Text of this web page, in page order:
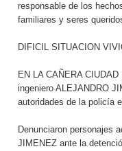
responsable de los
familiares y seres
DIFICIL SITUACION
EN LA CAÑERA
ingeniero ALEJANDRO
autoridades de la policía
Denunciaron personajes
JIMENEZ ante la